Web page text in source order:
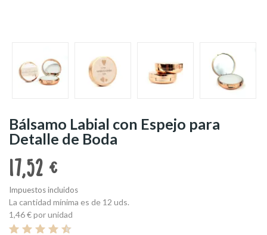
Bálsamo Labial con Espejo para
Detalle de Boda
17,52 €
Impuestos incluidos
La cantidad mínima es de 12 uds.
1,46 €por unidad